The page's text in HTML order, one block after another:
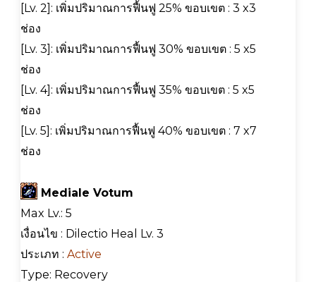
[Lv. 2]: เพิ่มปริมาณการฟื้นฟู 25% ขอบเขต : 3 x3
ช่อง
[Lv. 3]: เพิ่มปริมาณการฟื้นฟู 30% ขอบเขต : 5 x5
ช่อง
[Lv. 4]: เพิ่มปริมาณการฟื้นฟู 35% ขอบเขต : 5 x5
ช่อง
[Lv. 5]: เพิ่มปริมาณการฟื้นฟู 40% ขอบเขต : 7 x7
ช่อง
Mediale Votum
Max Lv.: 5
เงื่อนไข : Dilectio Heal Lv. 3
ประเภท : Active
Type: Recovery